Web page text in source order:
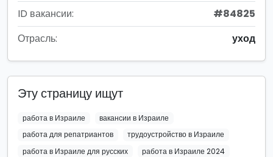
ID вакансии:
#84825
Отрасль:
уход
Эту страницу ищут
работа в Израиле
вакансии в Израиле
работа для репатриантов
трудоустройство в Израиле
работа в Израиле для русских
работа в Израиле 2024